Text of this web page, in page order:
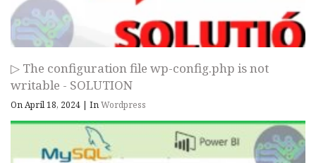
▷ The configuration file wp-config.php is not
writable - SOLUTION
On April 18, 2024 | InWordpress